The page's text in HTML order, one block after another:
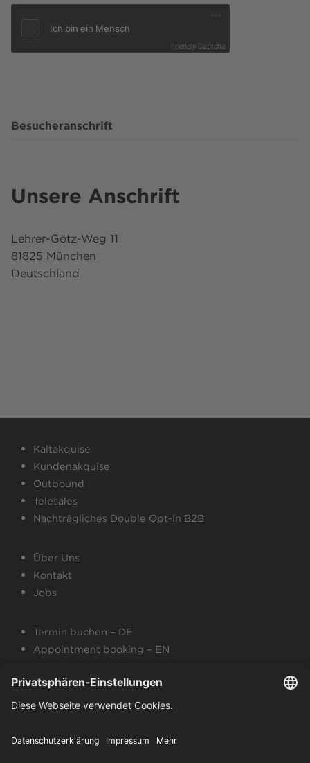
Friendly Captcha
Besucheranschrift
Unsere Anschrift
Lehrer-Götz-Weg 11
81825 München
Deutschland
Kaltakquise
Kundenakquise
Outbound
Telesales
Nachträgliches Double Opt-In B2B
Über Uns
Kontakt
Jobs
Termin buchen – DE
Appointment booking – EN
Brochure – EN
Datenschutzerklärung